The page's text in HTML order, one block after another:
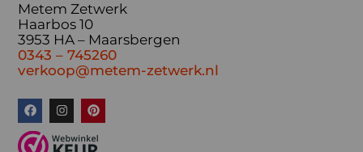
Metem Zetwerk
Haarbos 10
3953 HA – Maarsbergen
0343 – 745260
verkoop@metem-zetwerk.nl